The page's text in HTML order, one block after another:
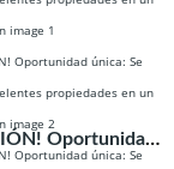
Oportunidad